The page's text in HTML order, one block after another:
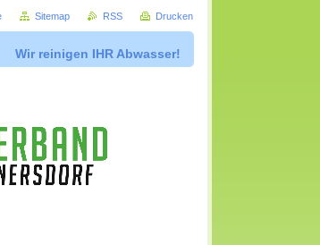
Wir reinigen IHR Abwasser!
Sitemap RSS Drucken